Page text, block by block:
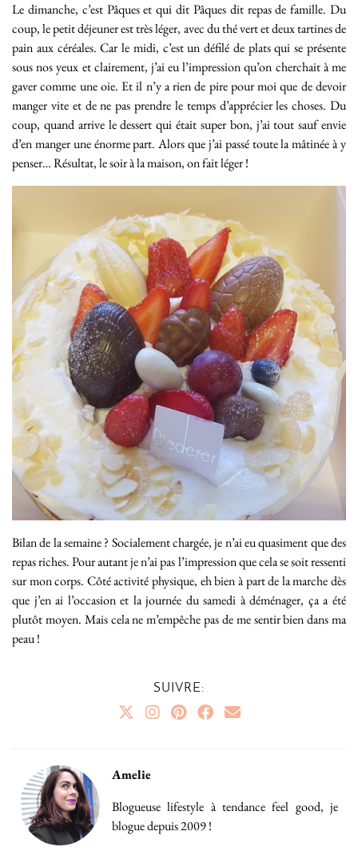
Le dimanche, c’est Pâques et qui dit Pâques dit repas de famille. Du
coup, le petit déjeuner est très léger, avec du thé vert et deux tartines de
pain aux céréales. Car le midi, c’est un défilé de plats qui se présente
sous nos yeux et clairement, j’ai eu l’impression qu’on cherchait à me
gaver comme une oie. Et il n’y a rien de pire pour moi que de devoir
manger vite et de ne pas prendre le temps d’apprécier les choses. Du
coup, quand arrive le dessert qui était super bon, j’ai tout sauf envie
d’en manger une énorme part. Alors que j’ai passé toute la mâtinée à y
penser… Résultat, le soir à la maison, on fait léger !
Bilan de la semaine ? Socialement chargée, je n’ai eu quasiment que des
repas riches. Pour autant je n’ai pas l’impression que cela se soit ressenti
sur mon corps. Côté activité physique, eh bien à part de la marche dès
que j’en ai l’occasion et la journée du samedi à déménager, ça a été
plutôt moyen. Mais cela ne m’empêche pas de me sentir bien dans ma
peau !
SUIVRE:
Amelie
Blogueuse lifestyle à tendance feel good, je
blogue depuis 2009 !